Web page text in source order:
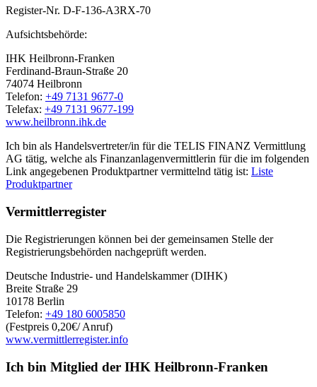
Register-Nr. D-F-136-A3RX-70
Aufsichtsbehörde:
IHK Heilbronn-Franken
Ferdinand-Braun-Straße 20
74074 Heilbronn
Telefon: +49 7131 9677-0
Telefax: +49 7131 9677-199
www.heilbronn.ihk.de
Ich bin als Handelsvertreter/in für die TELIS FINANZ Vermittlung
AG tätig, welche als Finanzanlagenvermittlerin für die im folgenden
Link angegebenen Produktpartner vermittelnd tätig ist: Liste
Produktpartner
Vermittlerregister
Die Registrierungen können bei der gemeinsamen Stelle der
Registrierungsbehörden nachgeprüft werden.
Deutsche Industrie- und Handelskammer (DIHK)
Breite Straße 29
10178 Berlin
Telefon: +49 180 6005850
(Festpreis 0,20€/ Anruf)
www.vermittlerregister.info
Ich bin Mitglied der IHK Heilbronn-Franken